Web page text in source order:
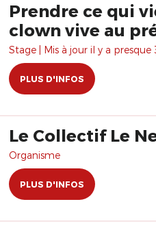
Prendre ce qui
clown vive au
Stage | Mis à jour il y a presque
PLUS D'INFOS
Le Collectif Le
Organisme
PLUS D'INFOS